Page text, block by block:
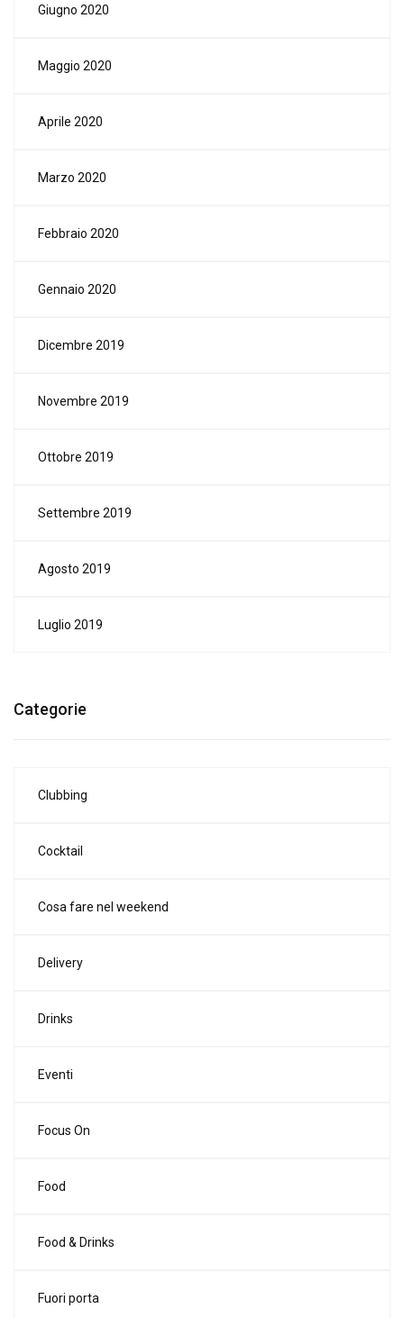
Giugno 2020
Maggio 2020
Aprile 2020
Marzo 2020
Febbraio 2020
Gennaio 2020
Dicembre 2019
Novembre 2019
Ottobre 2019
Settembre 2019
Agosto 2019
Luglio 2019
Categorie
Clubbing
Cocktail
Cosa fare nel weekend
Delivery
Drinks
Eventi
Focus On
Food
Food & Drinks
Fuori porta